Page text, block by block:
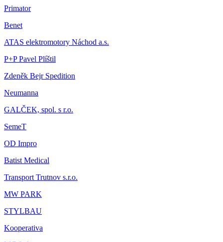
Primator
Benet
ATAS elektromotory Náchod a.s.
P+P Pavel Plíštil
Zdeněk Bejr Spedition
Neumanna
GALČEK, spol. s r.o.
SemeT
OD Impro
Batist Medical
Transport Trutnov s.r.o.
MW PARK
STYLBAU
Kooperativa